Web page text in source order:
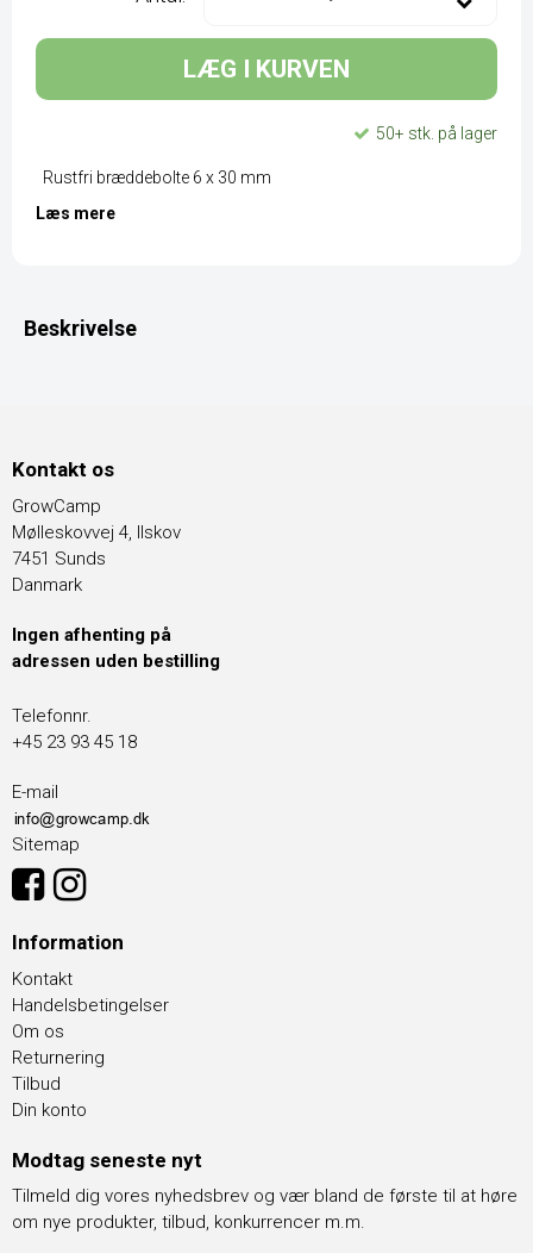
LÆG I KURVEN
50+ stk. på lager
Rustfri bræddebolte 6 x 30 mm
Læs mere
Beskrivelse
Kontakt os
GrowCamp
Mølleskovvej 4, Ilskov
7451 Sunds
Danmark
Ingen afhenting på
adressen uden bestilling
Telefonnr.
+45 23 93 45 18
E-mail
Sitemap
Information
Kontakt
Handelsbetingelser
Om os
Returnering
Tilbud
Din konto
Modtag seneste nyt
Tilmeld dig vores nyhedsbrev og vær bland de første til at høre
om nye produkter, tilbud, konkurrencer m.m.